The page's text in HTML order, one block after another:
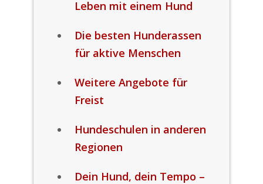
Leben mit einem Hund
Die besten Hunderassen
für aktive Menschen
Weitere Angebote für
Freist
Hundeschulen in anderen
Regionen
Dein Hund, dein Tempo –